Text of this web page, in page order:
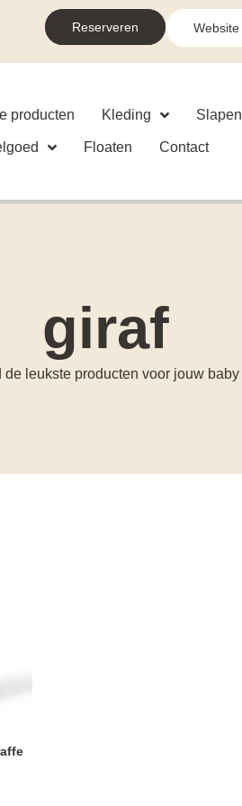
Reserveren Website
producten Kleding Slapen
Floaten Contact
giraf
de leukste producten voor jouw baby